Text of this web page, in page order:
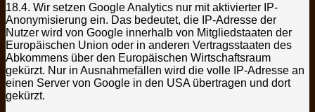
18.4. Wir setzen Google Analytics nur mit aktivierter IP-
Anonymisierung ein. Das bedeutet, die IP-Adresse der
Nutzer wird von Google innerhalb von Mitgliedstaaten der
Europäischen Union oder in anderen Vertragsstaaten des
Abkommens über den Europäischen Wirtschaftsraum
gekürzt. Nur in Ausnahmefällen wird die volle IP-Adresse an
einen Server von Google in den USA übertragen und dort
gekürzt.